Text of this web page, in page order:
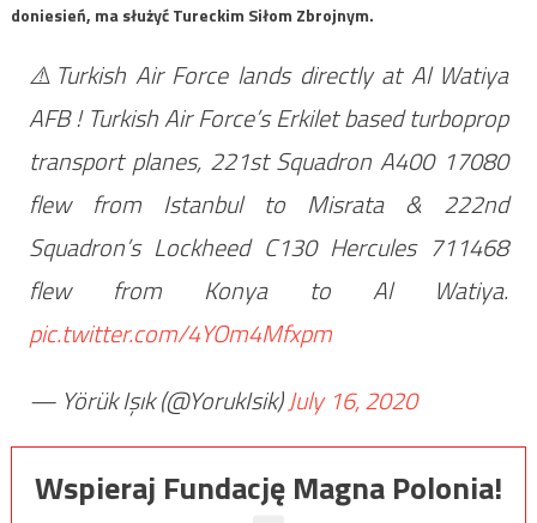
doniesień, ma służyć Tureckim Siłom Zbrojnym.
⚠️Turkish Air Force lands directly at Al Watiya
AFB ! Turkish Air Force’s Erkilet based turboprop
transport planes, 221st Squadron A400 17080
flew from Istanbul to Misrata & 222nd
Squadron’s Lockheed C130 Hercules 711468
flew from Konya to Al Watiya.
pic.twitter.com/4YOm4Mfxpm
— Yörük Işık (@YorukIsik)July 16, 2020
Wspieraj Fundację Magna Polonia!